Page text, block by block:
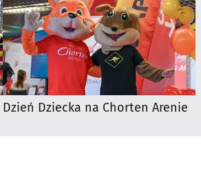
Dzień Dziecka na Chorten Arenie